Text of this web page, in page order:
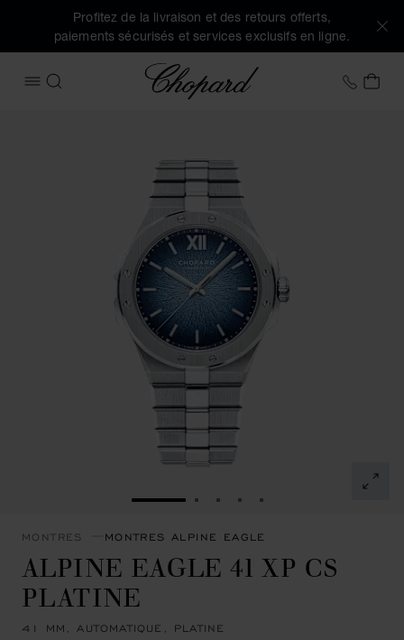
Profitez de la livraison et des retours offerts,
paiements sécurisés et services exclusifs en ligne.
OUVRIR LE MENU
RECHERCHER
Chopard +41
ALLER À LA DIAPOSITIVE 1
ALLER À LA DIAPOSITIVE 2
ALLER À LA
ALLER À LA
ALLER À LA
MONTRES MONTRES ALPINE EAGLE
ALPINE EAGLE 41 XP CS
PLATINE
41 MM, AUTOMATIQUE, PLATINE